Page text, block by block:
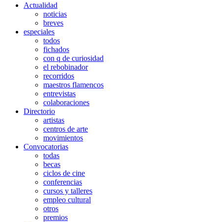
Actualidad
noticias
breves
especiales
todos
fichados
con q de curiosidad
el rebobinador
recorridos
maestros flamencos
entrevistas
colaboraciones
Directorio
artistas
centros de arte
movimientos
Convocatorias
todas
becas
ciclos de cine
conferencias
cursos y talleres
empleo cultural
otros
premios